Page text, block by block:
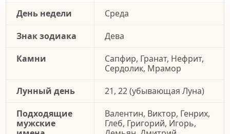
День недели
Среда
Знак зодиака
Дева
Камни
Сапфир, Гранат, Нефрит,
Сердолик, Мрамор
Лунный день
21, 22 (убывающая Луна)
Подходящие
мужские
Валентин, Виктор, Генрих,
Глеб, Григорий, Игорь,